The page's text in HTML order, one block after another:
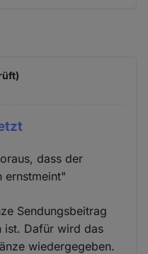
dass der
ernstmeint"
Sendungsbeitrag
ist. Dafür wird das
wiedergegeben.